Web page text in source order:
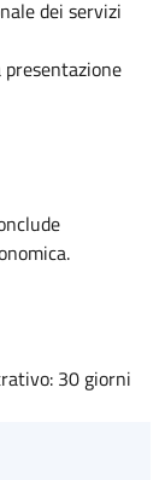
dei servizi
30 giorni